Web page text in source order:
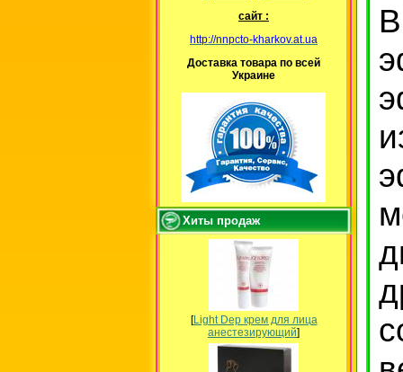
сайт :
http://nnpcto-kharkov.at.ua
Доставка товара по всей
Украине
Хиты продаж
[Light Dep крем для лица
анестезирующий]